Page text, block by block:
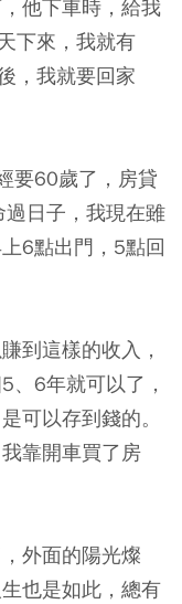
他下車時，給我
下來，我就有
，我就要回家
要60歲了，房貸
日子，我現在雖
6點出門，5點回
到這樣的收入，
、6年就可以了，
可以存到錢的。
靠開車買了房
外面的陽光燦
也是如此，總有